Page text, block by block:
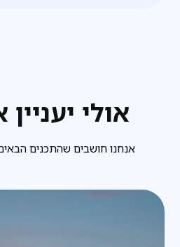
אולי
אנחנו חושבים שהתכנים